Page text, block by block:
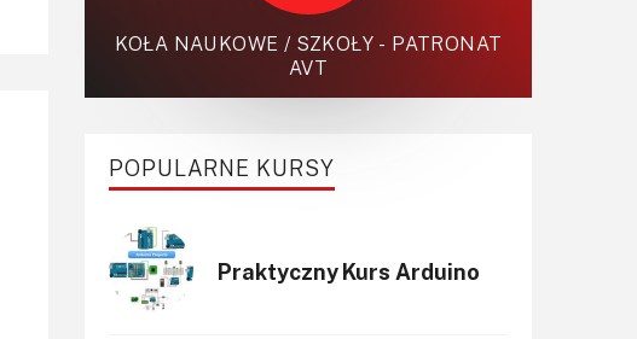
KOŁA NAUKOWE / SZKOŁY - PATRONAT
AVT
POPULARNE KURSY
Praktyczny Kurs Arduino